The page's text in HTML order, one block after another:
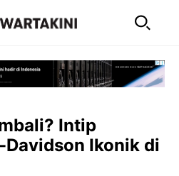
Intip
Davidson Ikonik di